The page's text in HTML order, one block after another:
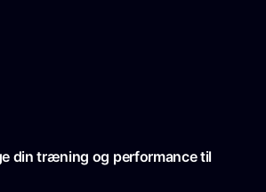
din træning og performance til